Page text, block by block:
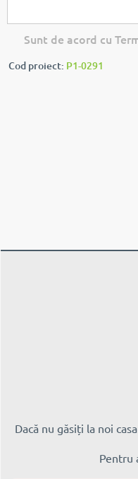
Sunt de acord cu
Cod proiect: P1-0291
Dacă nu găsiți la noi
Pentru